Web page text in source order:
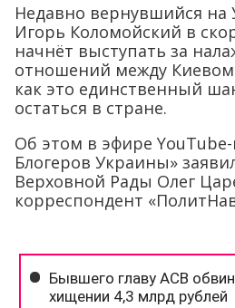
Недавно вернувшийся на
Игорь Коломойский в
начнёт выступать за
отношений между
как это единственный
остаться в стране.
Об этом в эфире
Блогеров Украины»
Верховной Рады Олег
корреспондент